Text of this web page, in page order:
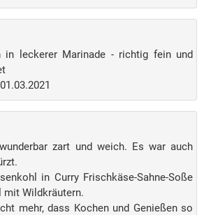
in leckerer Marinade - richtig fein und
zart und weich. Es war auch
in Curry Frischkäse-Sahne-Soße
mit Wildkräutern.
mehr, dass Kochen und Genießen so